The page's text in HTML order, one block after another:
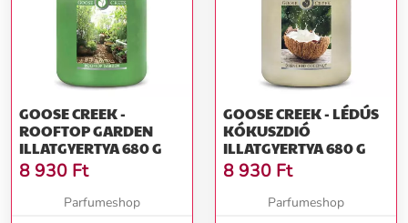
GOOSE CREEK -
ROOFTOP GARDEN
ILLATGYERTYA 680 G
8 930 Ft
Parfumeshop
GOOSE CREEK - LÉDÚS
KÓKUSZDIÓ
ILLATGYERTYA 680 G
8 930 Ft
Parfumeshop